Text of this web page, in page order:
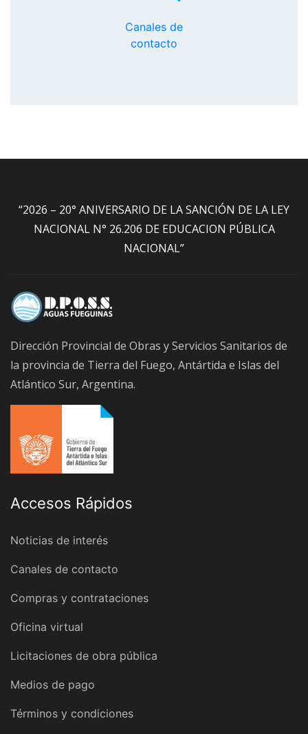
Canales de
contacto
“2026 – 20° ANIVERSARIO DE LA SANCIÓN DE LA LEY
NACIONAL N° 26.206 DE EDUCACION PÚBLICA
NACIONAL”
Dirección Provincial de Obras y Servicios Sanitarios de
la provincia de Tierra del Fuego, Antártida e Islas del
Atlántico Sur, Argentina.
Accesos Rápidos
Noticias de interés
Canales de contacto
Compras y contrataciones
Oficina virtual
Licitaciones de obra pública
Medios de pago
Términos y condiciones